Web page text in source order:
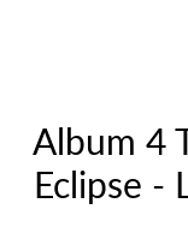
Album 4
Eclipse -